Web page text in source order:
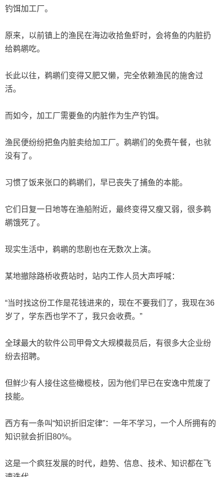
钓饵加工厂。
原来，以前镇上的渔民在海边收拾鱼虾时，会将鱼的内脏扔
给鹈鹕吃。
长此以往，鹈鹕们变得又肥又懒，完全依赖渔民的施舍过
活。
而如今，加工厂需要鱼的内脏作为生产钓饵。
渔民便纷纷把鱼内脏卖给加工厂。鹈鹕们的免费午餐，也就
没有了。
习惯了饭来张口的鹈鹕们，早已丧失了捕鱼的本能。
它们日复一日地等在渔船附近，最终变得又瘦又弱，很多鹈
鹕饿死了。
现实生活中，鹈鹕的悲剧也在无数次上演。
某地撤除路桥收费站时，站内工作人员大声呼喊：
“当时找这份工作是花钱进来的，现在不要我们了，我现在36
岁了，学东西也学不了，我只会收费。”
全球最大的软件公司甲骨文大规模裁员后，有很多大企业纷
纷去招聘。
但鲜少有人接住这些橄榄枝，因为他们早已在安逸中荒废了
技能。
西方有一条叫“知识折旧定律”：一年不学习，一个人所拥有的
知识就会折旧80%。
这是一个疯狂发展的时代，趋势、信息、技术、知识都在飞